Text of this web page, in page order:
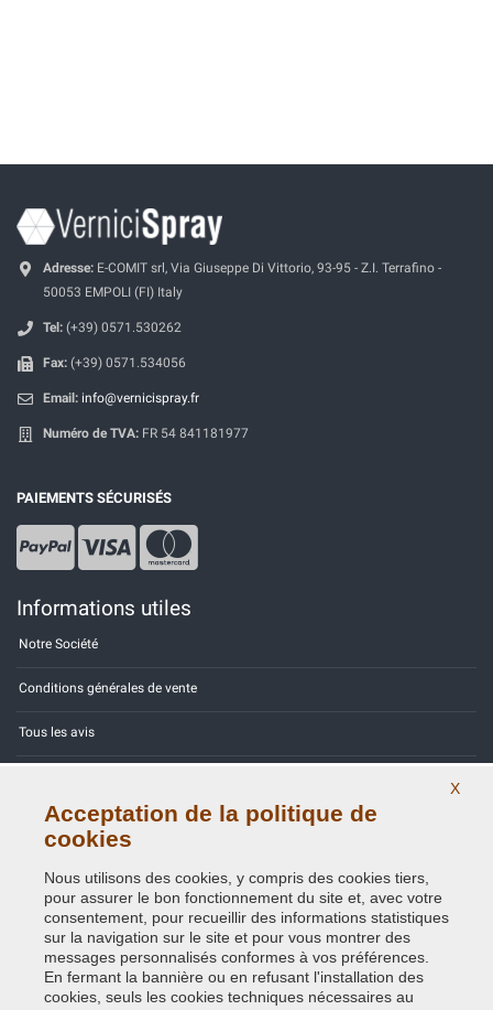
Adresse: E-COMIT srl, Via Giuseppe Di Vittorio, 93-95 - Z.I. Terrafino -
50053 EMPOLI (FI) Italy
Tel: (+39) 0571.530262
Fax: (+39) 0571.534056
Email: info@vernicispray.fr
Numéro de TVA: FR 54 841181977
PAIEMENTS SÉCURISÉS
Informations utiles
Notre Société
Conditions générales de vente
Tous les avis
Contactez-nous
Politique de confidentialité - RGPD
X
Acceptation de la politique de
cookies
Nous utilisons des cookies, y compris des cookies tiers,
pour assurer le bon fonctionnement du site et, avec votre
consentement, pour recueillir des informations statistiques
sur la navigation sur le site et pour vous montrer des
messages personnalisés conformes à vos préférences.
En fermant la bannière ou en refusant l'installation des
cookies, seuls les cookies techniques nécessaires au